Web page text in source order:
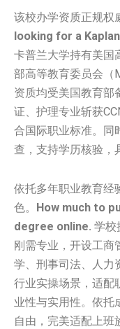
该校办学资质正规权
looking for a
卡普兰大学持有美国
部高等教育委员会（
资质均受美国教育部
证、护理专业斩获
合国际职业标准。同
查，支持学历核验，
依托多年职业教育经
色。
How much to
degree online. 学校
刚需专业，开设工商
学、刑事司法、人力
行业实操场景，适配
业性与实用性。依托
自由，完美适配上班